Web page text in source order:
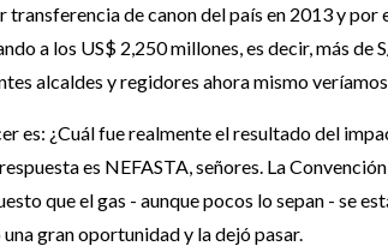
de canon del país en 2013 y por
a los US$ 2,250 millones, es decir, más de
alcaldes y regidores ahora mismo
es: ¿Cuál fue realmente el resultado del
es NEFASTA, señores. La
que el gas - aunque pocos lo sepan - se
gran oportunidad y la dejó pasar.